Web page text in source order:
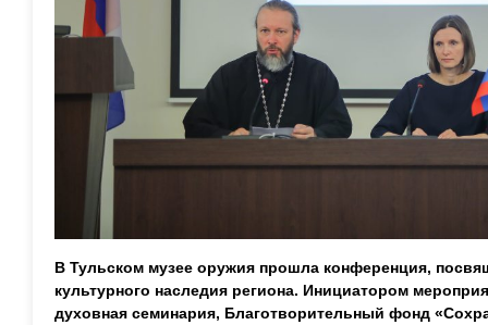
В Тульском музее оружия прошла конференция,
культурного наследия региона. Инициатором
духовная семинария, Благотворительный фонд